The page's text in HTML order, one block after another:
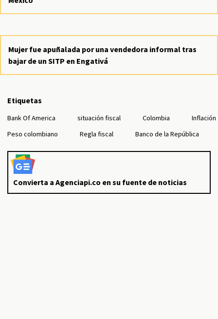
Mujer fue apuñalada por una vendedora informal tras
bajar de un SITP en Engativá
Etiquetas
Bank Of America situación fiscal Colombia
Inflación
Peso colombiano
Regla fiscal Banco de la República
Convierta a Agenciapi.co en su fuente de noticias